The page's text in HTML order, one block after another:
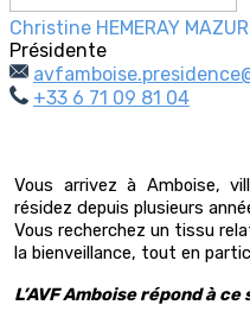
Christine HEMERAY
Présidente
+33 6 71 09 81 04
Vous arrivez à Amboise,
résidez depuis plusieurs
Vous recherchez un tissu
la bienveillance, tout en
L’AVF Amboise répond à